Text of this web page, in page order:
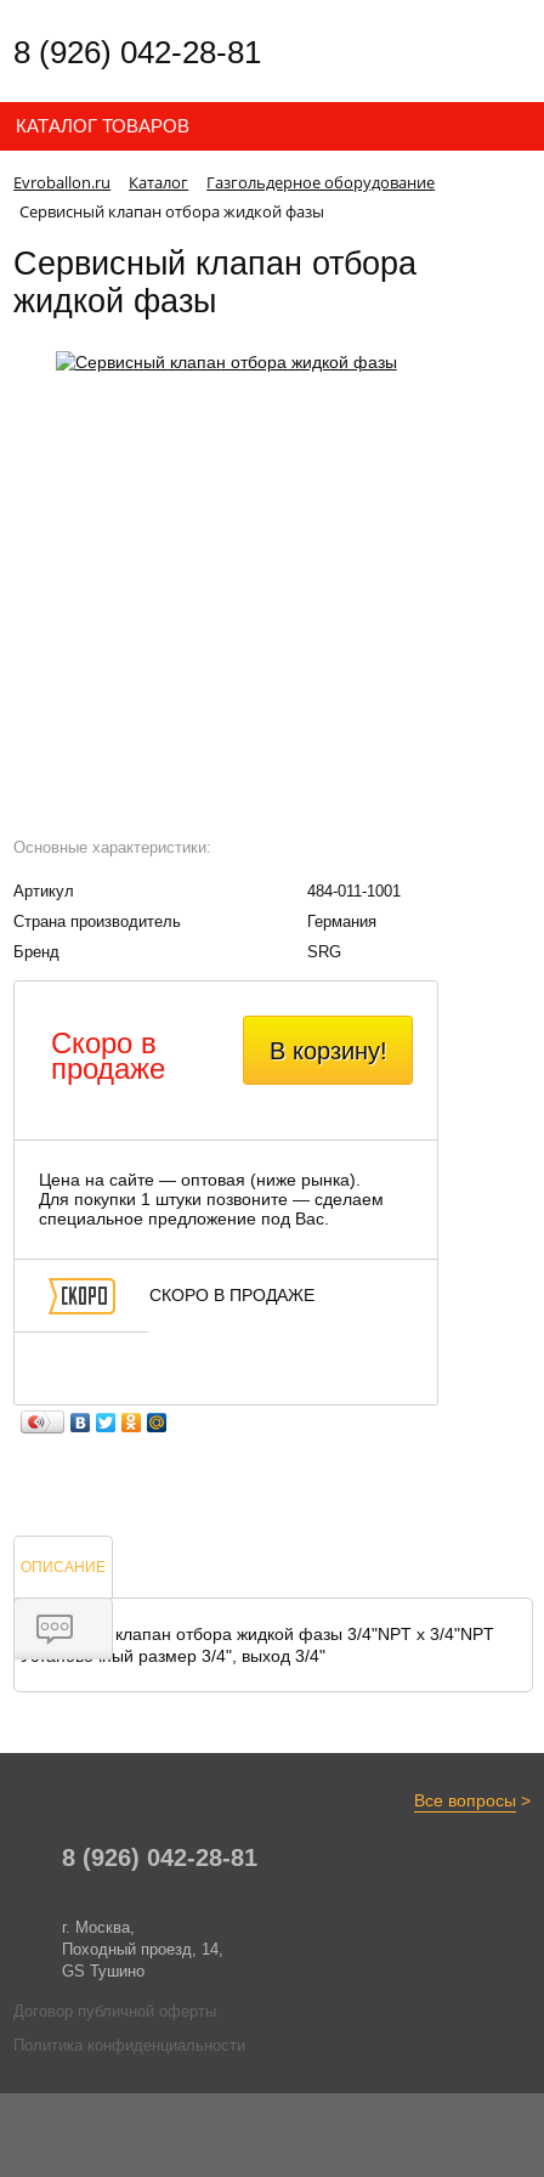
8 (926) 042-28-81
КАТАЛОГ ТОВАРОВ
Evroballon.ru Каталог
Газгольдерное оборудование
Сервисный клапан отбора жидкой фазы
Сервисный клапан отбора
жидкой фазы
Основные характеристики:
Артикул
484-011-1001
Страна производитель
Германия
Бренд
SRG
В корзину!
Скоро в
продаже
Цена на сайте — оптовая (ниже рынка).
Для покупки 1 штуки позвоните — сделаем
специальное предложение под Вас.
СКОРО В ПРОДАЖЕ
ОПИСАНИЕ
ОТЗЫВЫ
Сервисный клапан отбора жидкой фазы 3/4"NPT x 3/4"NPT
Установочный размер 3/4", выход 3/4"
Все вопросы >
8 (926) 042-28-81
г. Москва,
Походный проезд, 14,
GS Тушино
Договор публичной оферты
Политика конфиденциальности